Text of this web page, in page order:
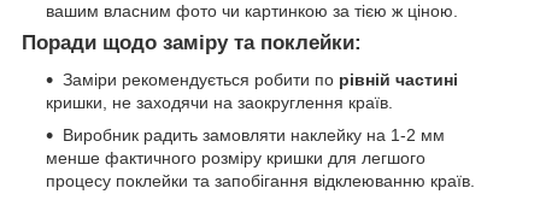
вашим власним фото чи картинкою за тією ж ціною.
Поради щодо заміру та поклейки:
Заміри рекомендується робити по рівній частині
кришки, не заходячи на заокруглення країв.
Виробник радить замовляти наклейку на 1-2 мм
менше фактичного розміру кришки для легшого
процесу поклейки та запобігання відклеюванню країв.